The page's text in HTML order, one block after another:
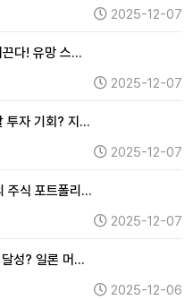
2025-12-07
끈다! 유망 스…
2025-12-07
투자 기회? 지…
2025-12-07
주식 포트폴리…
2025-12-07
성? 일론 머…
2025-12-06